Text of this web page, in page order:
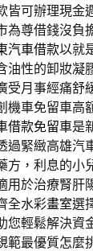
皆可辦理現金
為尊借錢沒負
汽車借款以就
油性的卸妝凝
受月事經痛舒
機車免留車高
借款免留車是
過緊緻高雄汽
方，利息的小
用於治療腎肝
全水彩畫室選
您輕鬆解決資
範最優質怎麼